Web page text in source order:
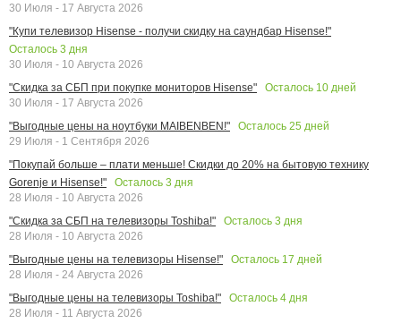
30 Июля - 17 Августа 2026
"Купи телевизор Hisense - получи скидку на саундбар Hisense!"
Осталось 3 дня
30 Июля - 10 Августа 2026
"Скидка за СБП при покупке мониторов Hisense"
Осталось 10 дней
30 Июля - 17 Августа 2026
"Выгодные цены на ноутбуки MAIBENBEN!"
Осталось 25 дней
29 Июля - 1 Сентября 2026
"Покупай больше – плати меньше! Скидки до 20% на бытовую технику
Gorenje и Hisense!"
Осталось 3 дня
28 Июля - 10 Августа 2026
"Скидка за СБП на телевизоры Toshiba!"
Осталось 3 дня
28 Июля - 10 Августа 2026
"Выгодные цены на телевизоры Hisense!"
Осталось 17 дней
28 Июля - 24 Августа 2026
"Выгодные цены на телевизоры Toshiba!"
Осталось 4 дня
28 Июля - 11 Августа 2026